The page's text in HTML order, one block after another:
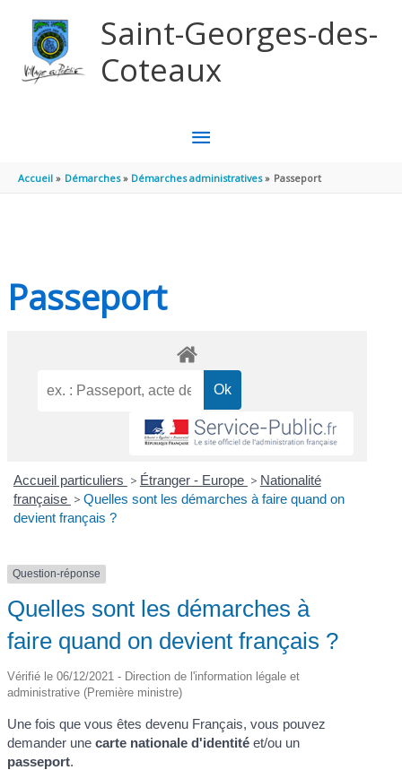
Saint-Georges-des-
Coteaux
MENU
PRINCIPAL
Accueil Démarches Démarches administratives Passeport
Passeport
Accueil particuliers > Étranger - Europe > Nationalité
française > Quelles sont les démarches à faire quand on
devient français ?
Question-réponse
Quelles sont les démarches à
faire quand on devient français ?
Vérifié le 06/12/2021 - Direction de l'information légale et
administrative (Première ministre)
Une fois que vous êtes devenu Français, vous pouvez
demander unecarte nationale d'identité et/ou un
passeport.